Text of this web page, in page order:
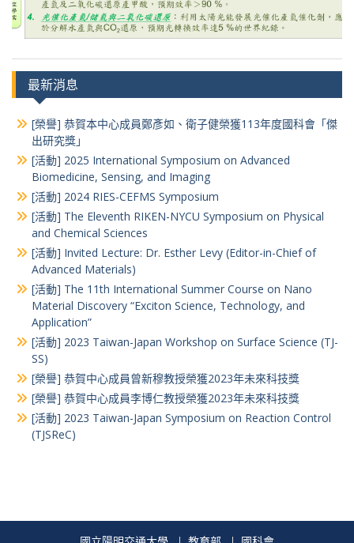
最新消息
[榮譽] 恭賀本中心成員鄭彥如、衛子健榮獲113年度國科會「傑
出研究獎」
[活動] 2025 International Symposium on Advanced
Biomedicine, Sensing, and Imaging
[活動] 2024 RIES-CEFMS Symposium
[活動] The Eleventh RIKEN-NYCU Symposium on Physical
and Chemical Sciences
[活動] Invited Lecture: Dr. Esther Levy (Editor-in-Chief of
Advanced Materials)
[活動] The 11th International Summer Course on Nano
Material Discovery “Exciton Science, Technology, and
Application”
[活動] 2023 Taiwan-Japan Workshop on Surface Science (TJ-
SS)
[榮譽] 恭賀中心成員曾新穆教授榮獲2023年未來科技獎
[榮譽] 恭賀中心成員李博仁教授榮獲2023年未來科技獎
[活動] 2023 Taiwan-Japan Symposium on Reaction Control
(TJSReC)